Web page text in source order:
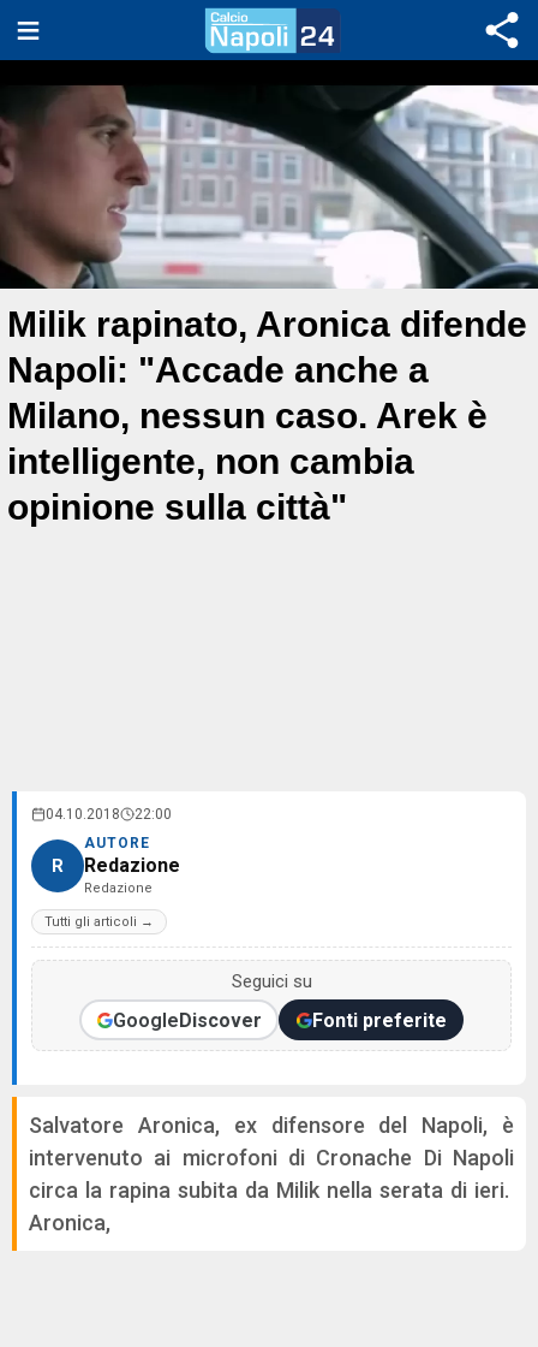
Milik rapinato, Aronica difende
Napoli: "Accade anche a
Milano, nessun caso. Arek è
intelligente, non cambia
opinione sulla città"
04.10.2018 22:00
R
AUTORE
Redazione
Redazione
Tutti gli articoli →
Seguici su
GoogleDiscover Fonti preferite
Salvatore Aronica, ex difensore del Napoli, è
intervenuto ai microfoni di Cronache Di Napoli
circa la rapina subita da Milik nella serata di ieri.
Aronica,